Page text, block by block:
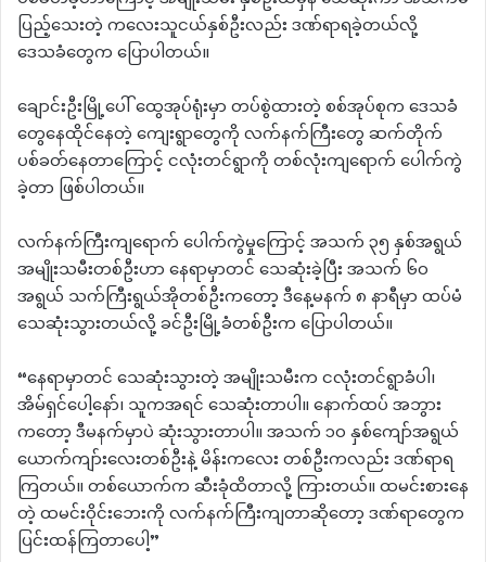
ပြည့်သေးတဲ့ ကလေးသူငယ်နှစ်ဦးလည်း ဒဏ်ရာရခဲ့တယ်လို့
ဒေသခံတွေက ပြောပါတယ်။
ချောင်းဦးမြို့ပေါ် ထွေအုပ်ရုံးမှာ တပ်စွဲထားတဲ့ စစ်အုပ်စုက ဒေသခံ
တွေနေထိုင်နေတဲ့ ကျေးရွာတွေကို လက်နက်ကြီးတွေ ဆက်တိုက်
ပစ်ခတ်နေတာကြောင့် ငလုံးတင်ရွာကို တစ်လုံးကျရောက် ပေါက်ကွဲ
ခဲ့တာ ဖြစ်ပါတယ်။
လက်နက်ကြီးကျရောက် ပေါက်ကွဲမှုကြောင့် အသက် ၃၅ နှစ်အရွယ်
အမျိုးသမီးတစ်ဦးဟာ နေရာမှာတင် သေဆုံးခဲ့ပြီး အသက် ၆၀
အရွယ် သက်ကြီးရွယ်အိုတစ်ဦးကတော့ ဒီနေ့မနက် ၈ နာရီမှာ ထပ်မံ
သေဆုံးသွားတယ်လို့ ခင်ဦးမြို့ခံတစ်ဦးက ပြောပါတယ်။
“နေရာမှာတင် သေဆုံးသွားတဲ့ အမျိုးသမီးက ငလုံးတင်ရွာခံပါ၊
အိမ်ရှင်ပေါ့နော်၊ သူကအရင် သေဆုံးတာပါ။ နောက်ထပ် အဘွား
ကတော့ ဒီမနက်မှာပဲ ဆုံးသွားတာပါ။ အသက် ၁၀ နှစ်ကျော်အရွယ်
ယောက်ကျာ်းလေးတစ်ဦးနဲ့ မိန်းကလေး တစ်ဦးကလည်း ဒဏ်ရာရ
ကြတယ်။ တစ်ယောက်က ဆီးခုံထိတာလို့ ကြားတယ်။ ထမင်းစားနေ
တဲ့ ထမင်းဝိုင်းဘေးကို လက်နက်ကြီးကျတာဆိုတော့ ဒဏ်ရာတွေက
ပြင်းထန်ကြတာပေါ့”